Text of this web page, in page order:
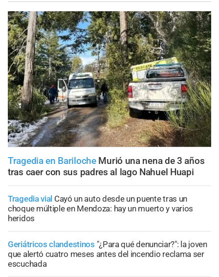
Tragedia en Bariloche Murió una nena de 3 años
tras caer con sus padres al lago Nahuel Huapi
Tragedia vial Cayó un auto desde un puente tras un
choque múltiple en Mendoza: hay un muerto y varios
heridos
Geriátricos clandestinos "¿Para qué denunciar?": la joven
que alertó cuatro meses antes del incendio reclama ser
escuchada